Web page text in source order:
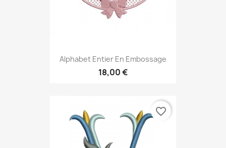
Alphabet Entier En Embossage
18,00 €
favorite_border